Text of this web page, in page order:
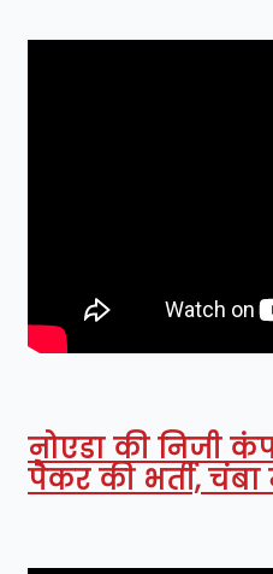
नोएडा की निजी
पैकर की भर्ती,